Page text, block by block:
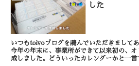
した
いつもtoivoブログを読んでいただきまして
今年の年末に、事業所ができて以来初の、
成しました。どういったカレンダーかと一言